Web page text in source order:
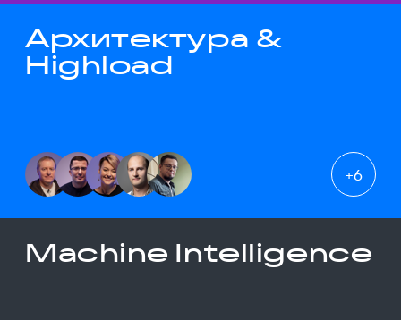
Архитектура &
Highload
+6
Machine Intelligence